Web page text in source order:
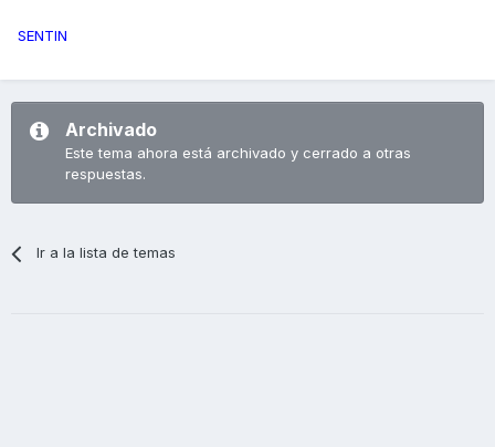
SENTIN
Archivado
Este tema ahora está archivado y cerrado a otras
respuestas.
Ir a la lista de temas